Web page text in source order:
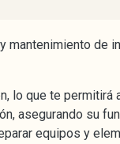
mantenimiento de
lo que te permitirá
asegurando su
equipos y